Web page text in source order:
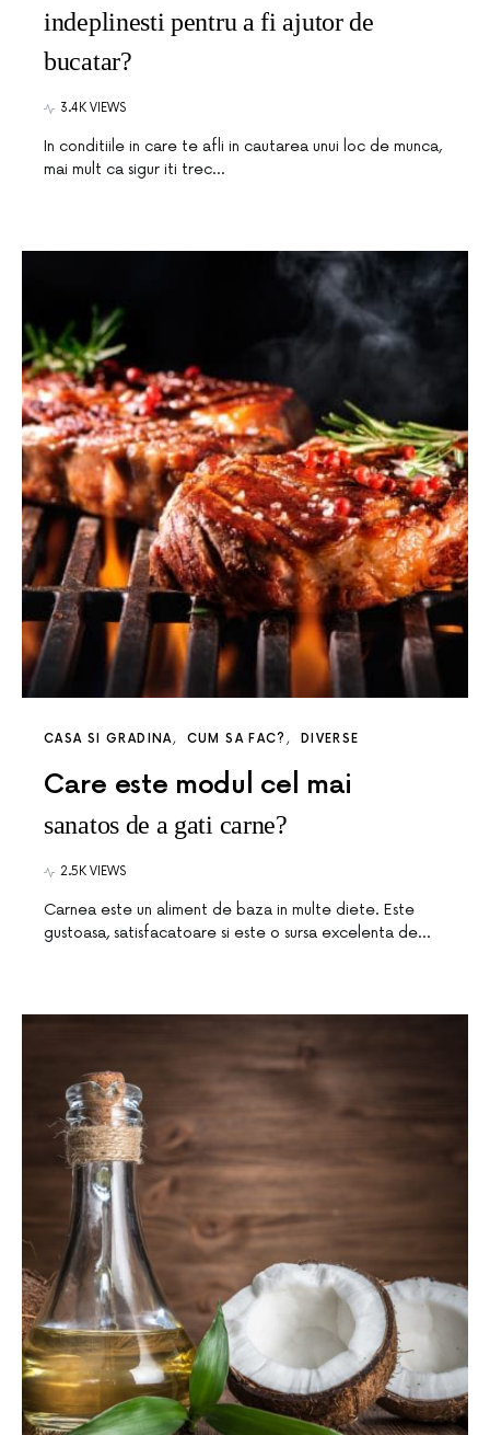
indeplinesti pentru a fi ajutor de
bucatar?
3.4K VIEWS
In conditiile in care te afli in cautarea unui loc de munca,
mai mult ca sigur iti trec…
CASA SI GRADINA CUM SA FAC? DIVERSE
Care este modul cel mai
sanatos de a gati carne?
2.5K VIEWS
Carnea este un aliment de baza in multe diete. Este
gustoasa, satisfacatoare si este o sursa excelenta de…